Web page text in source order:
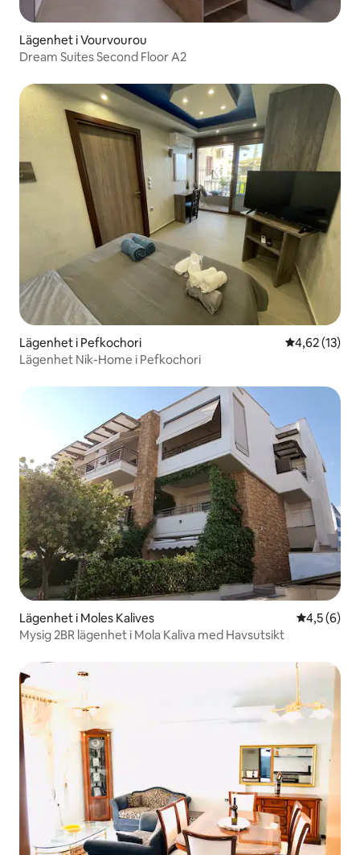
Lägenhet i Vourvourou
Dream Suites Second Floor A2
Lägenhet i Pefkochori 4,62 av 5 i
4,62 (13)
Lägenhet Nik-Home i Pefkochori
Lägenhet i Moles Kalives 4,5 av 5 i
4,5 (6)
Mysig 2BR lägenhet i Mola Kaliva med Havsutsikt